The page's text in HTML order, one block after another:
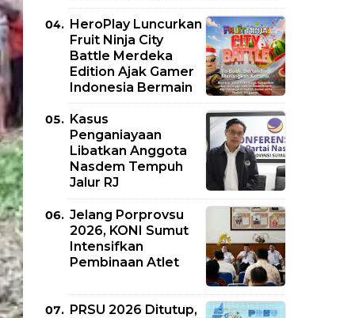
HeroPlay Luncurkan
Fruit Ninja City
Battle Merdeka
Edition Ajak Gamer
Indonesia Bermain
Kasus
Penganiayaan
Libatkan Anggota
Nasdem Tempuh
Jalur RJ
Jelang Porprovsu
2026, KONI Sumut
Intensifkan
Pembinaan Atlet
PRSU 2026 Ditutup,